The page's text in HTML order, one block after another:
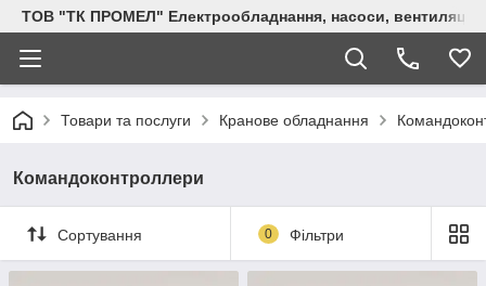
ТОВ "ТК ПРОМЕЛ" Електрообладнання, насоси, вентиляція,
Товари та послуги Кранове обладнання
Командоконтроллери
Сортування 0 Фільтри